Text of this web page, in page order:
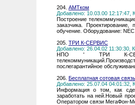
204. АМТком
Добавлено: 10.03.00 12:17:47,
Построение
заказчика.
обучение. Оборудование:
205. ТРИ К-СЕРВИС
Добавлено: 26.04.02 11:30:30,
НПО ' ТРИ К-
послегарантийное
206. Бесплатная сотовая
Добавлено: 25.07.04 04:01:32,
Информация о том, как
заработать на ней.Новый
Оператором связи МегаФон-